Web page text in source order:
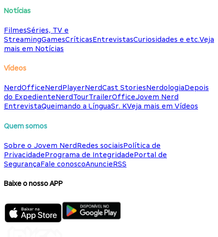
Notícias
FilmesSéries, TV e
StreamingGamesCríticasEntrevistasCuriosidades e etc.Veja
mais em Notícias
Vídeos
NerdOfficeNerdPlayerNerdCast StoriesNerdologiaDepois
do ExpedienteNerdTourTrailerOfficeJovem Nerd
EntrevistaQueimando a LínguaSr. KVeja mais em Vídeos
Quem somos
Sobre o Jovem NerdRedes sociaisPolítica de
PrivacidadePrograma de IntegridadePortal de
SegurançaFale conoscoAnuncieRSS
Baixe o nosso APP